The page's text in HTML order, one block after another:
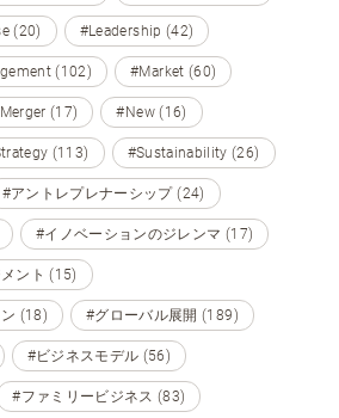
(20) #Leadership (42)
(102) #Market (60)
(17) #New (16)
(113) #Sustainability (26)
#アントレプレナーシップ (24)
#イノベーションのジレンマ (17)
ント (15)
(18) #グローバル展開 (189)
#ビジネスモデル (56)
#ファミリービジネス (83)